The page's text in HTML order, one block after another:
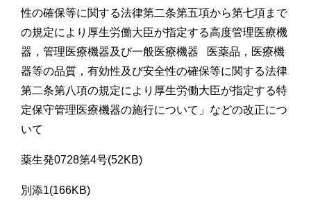
性の確保等に関する法律第二条第五項から第七項まで
の規定により厚生労働大臣が指定する高度管理医療機
器，管理医療機器及び一般医療機器 医薬品，医療機
器等の品質，有効性及び安全性の確保等に関する法律
第二条第八項の規定により厚生労働大臣が指定する特
定保守管理医療機器の施行について」などの改正につ
いて
薬生発0728第4号(52KB)
別添1(166KB)